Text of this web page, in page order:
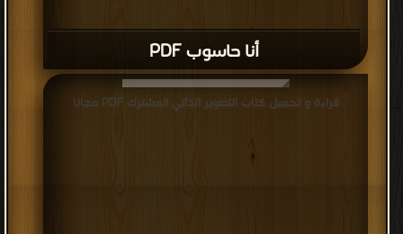
أنا حاسوب PDF
قراءة و تحميل كتاب التطوير الذاتي المشترك PDF مجانا